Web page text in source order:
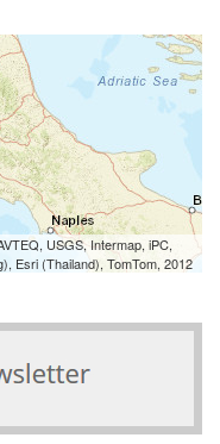
USGS, Intermap, iPC,
Esri (Thailand), TomTom, 2012